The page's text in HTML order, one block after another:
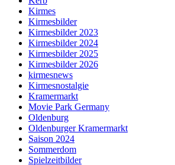
Kirmes
Kirmesbilder
Kirmesbilder 2023
Kirmesbilder 2024
Kirmesbilder 2025
Kirmesbilder 2026
kirmesnews
Kirmesnostalgie
Kramermarkt
Movie Park Germany
Oldenburg
Oldenburger Kramermarkt
Saison 2024
Sommerdom
Spielzeitbilder